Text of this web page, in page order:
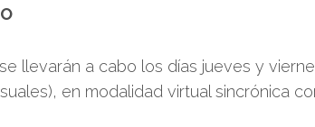
llevarán a cabo los días jueves y
en modalidad virtual sincrónica